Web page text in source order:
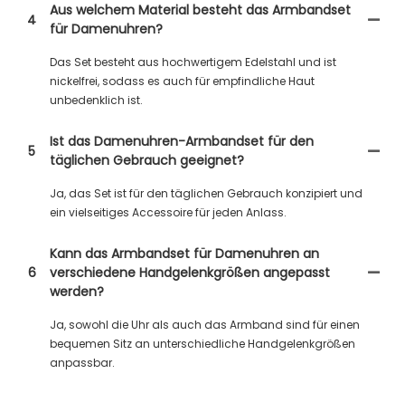
4
Aus welchem ​​Material besteht das Armbandset
für Damenuhren?
Das Set besteht aus hochwertigem Edelstahl und ist
nickelfrei, sodass es auch für empfindliche Haut
unbedenklich ist.
5
Ist das Damenuhren-Armbandset für den
täglichen Gebrauch geeignet?
Ja, das Set ist für den täglichen Gebrauch konzipiert und
ein vielseitiges Accessoire für jeden Anlass.
6
Kann das Armbandset für Damenuhren an
verschiedene Handgelenkgrößen angepasst
werden?
Ja, sowohl die Uhr als auch das Armband sind für einen
bequemen Sitz an unterschiedliche Handgelenkgrößen
anpassbar.